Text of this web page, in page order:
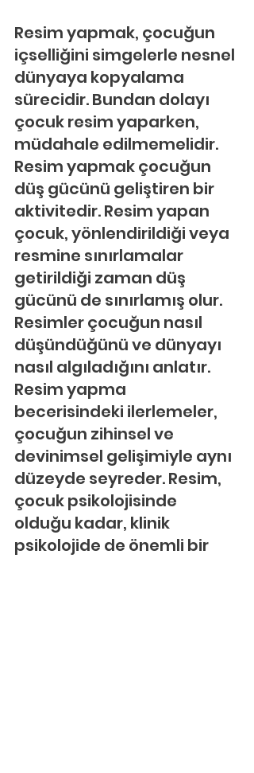
Resim yapmak, çocuğun
içselliğini simgelerle nesnel
dünyaya kopyalama
sürecidir. Bundan dolayı
çocuk resim yaparken,
müdahale edilmemelidir.
Resim yapmak çocuğun
düş gücünü geliştiren bir
aktivitedir. Resim yapan
çocuk, yönlendirildiği veya
resmine sınırlamalar
getirildiği zaman düş
gücünü de sınırlamış olur.
Resimler çocuğun nasıl
düşündüğünü ve dünyayı
nasıl algıladığını anlatır.
Resim yapma
becerisindeki ilerlemeler,
çocuğun zihinsel ve
devinimsel gelişimiyle aynı
düzeyde seyreder. Resim,
çocuk psikolojisinde
olduğu kadar, klinik
psikolojide de önemli bir